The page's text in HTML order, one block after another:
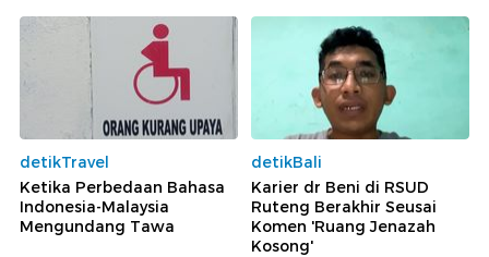
detikTravel
Ketika Perbedaan Bahasa
Indonesia-Malaysia
Mengundang Tawa
detikBali
Karier dr Beni di RSUD
Ruteng Berakhir Seusai
Komen 'Ruang Jenazah
Kosong'